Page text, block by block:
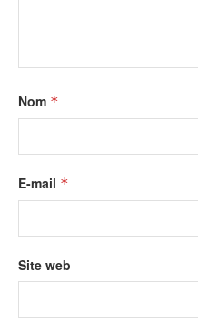
Nom *
E-mail *
Site web